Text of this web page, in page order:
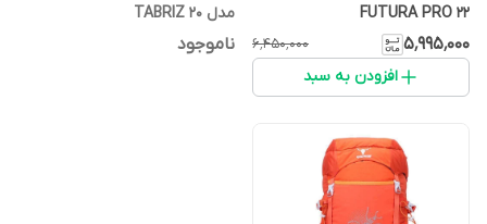
FUTURA PRO 22
۵٬۹۹۵٬۰۰۰ ۶٬۴۵۰٬۰۰۰
افزودن به سبد
مدل TABRIZ 20
ناموجود